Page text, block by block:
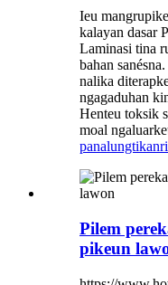
Ieu
kalayan dasar
Laminasi tina
bahan
nalika
ngagaduhan
Henteu toksik
moal
panalungtikan
Pilem
pikeun